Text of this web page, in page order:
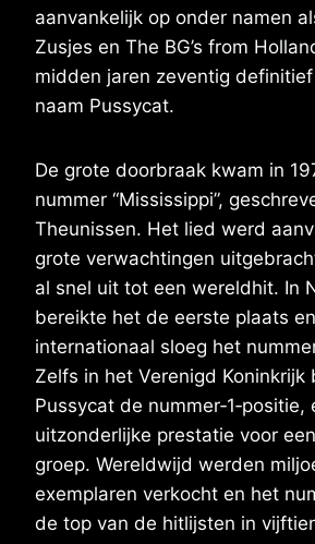
aanvankelijk op onder namen
Zusjes en The BG’s from
midden jaren zeventig
naam Pussycat.
De grote doorbraak kwam in
nummer “Mississippi”,
Theunissen. Het lied werd
grote verwachtingen
al snel uit tot een wereldhit. In
bereikte het de eerste plaats
internationaal sloeg het
Zelfs in het Verenigd Koninkrijk
Pussycat de nummer‑1‑positie,
uitzonderlijke prestatie voor
groep. Wereldwijd werden
exemplaren verkocht en het
de top van de hitlijsten in